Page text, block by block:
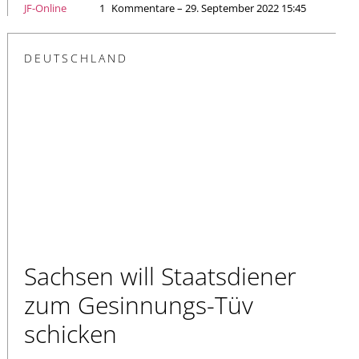
JF-Online 1 Kommentare – 29. September 2022 15:45
DEUTSCHLAND
Sachsen will Staatsdiener
zum Gesinnungs-Tüv
schicken